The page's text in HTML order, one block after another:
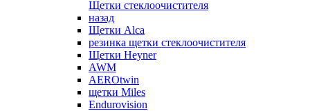
Щетки стеклоочистителя
назад
Щетки Alca
резинка щетки стеклоочистителя
Щетки Heyner
AWM
AEROtwin
щетки Miles
Endurovision